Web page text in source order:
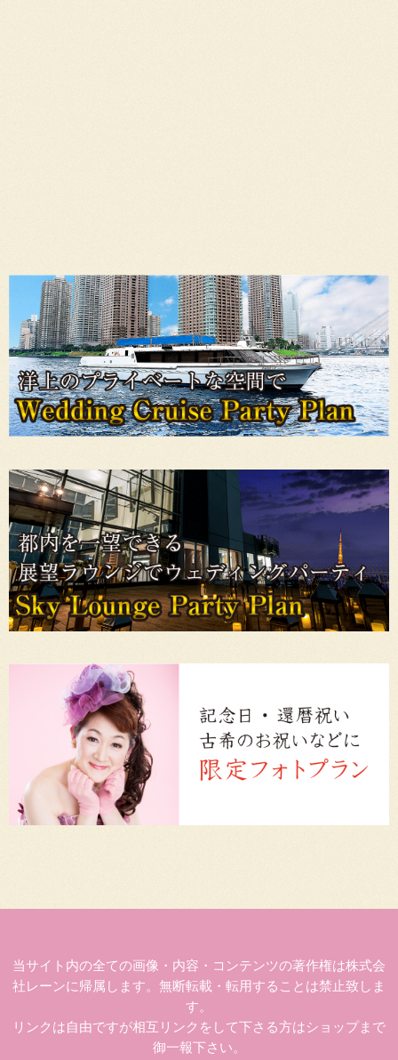
当サイト内の全ての画像・内容・コンテンツの著作権は株式会
社レーンに帰属します。無断転載・転用することは禁止致しま
す。
リンクは自由ですが相互リンクをして下さる方はショップまで
御一報下さい。